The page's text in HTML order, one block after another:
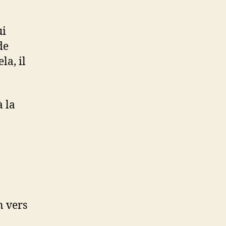
il
la
vers